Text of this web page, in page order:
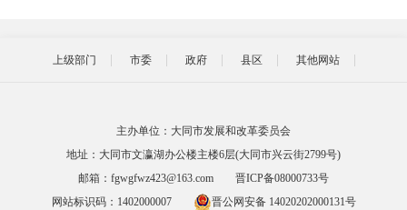
上级部门 市委 政府 县区 其他网站
主办单位：大同市发展和改革委员会
地址：大同市文瀛湖办公楼主楼6层(大同市兴云街2799号)
邮箱：fgwgfwz423@163.com
晋ICP备08000733号
网站标识码：1402000007
晋公网安备 14020202000131号